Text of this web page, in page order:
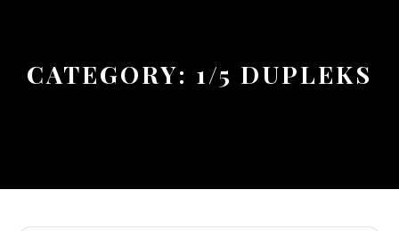
CATEGORY: 1/5 DUPLEKS